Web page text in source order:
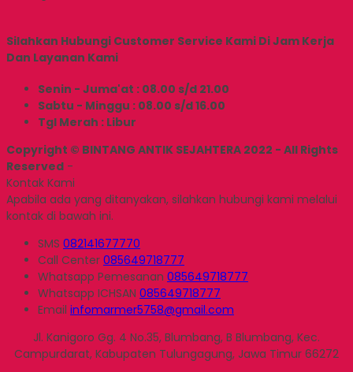
Silahkan Hubungi Customer Service Kami Di Jam Kerja
Dan Layanan Kami
Senin - Juma'at : 08.00 s/d 21.00
Sabtu - Minggu : 08.00 s/d 16.00
Tgl Merah : Libur
Copyright © BINTANG ANTIK SEJAHTERA 2022 - All Rights
Reserved -
Kontak Kami
Apabila ada yang ditanyakan, silahkan hubungi kami melalui
kontak di bawah ini.
SMS 082141677770
Call Center 085649718777
Whatsapp Pemesanan 085649718777
Whatsapp ICHSAN 085649718777
Email infomarmer5758@gmail.com
Jl. Kanigoro Gg. 4 No.35, Blumbang, B Blumbang, Kec.
Campurdarat, Kabupaten Tulungagung, Jawa Timur 66272